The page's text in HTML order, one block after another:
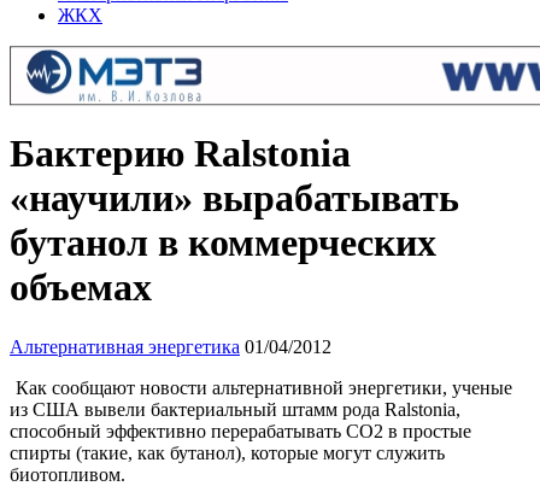
ЖКХ
Бактерию Ralstonia
«научили» вырабатывать
бутанол в коммерческих
объемах
Альтернативная энергетика 01/04/2012
Как сообщают новости альтернативной энергетики, ученые
из США вывели бактериальный штамм рода Ralstonia,
способный эффективно перерабатывать СО2 в простые
спирты (такие, как бутанол), которые могут служить
биотопливом.